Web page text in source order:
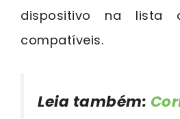
dispositivo na lista
compatíveis.
Leia também: